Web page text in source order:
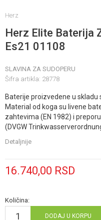
Herz
Herz Elite Baterija
Es21 01108
SLAVINA ZA SUDOPERU
Šifra artikla: 28778
Baterije proizvedene u
Material od koga su livene
zahtevima (EN 1982) i
(DVGW
Detaljnije
16.740,00 RSD
Količina:
DODAJ U KORPU